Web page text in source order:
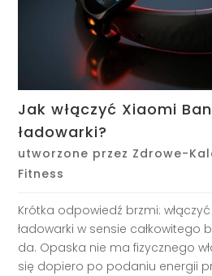
Jak włączyć Xiaomi
ładowarki?
utworzone przez Zdrowe-
Fitness
Krótka odpowiedź brzmi:
ładowarki w sensie całkowitego
da. Opaska nie ma fizycznego
się dopiero po podaniu energii